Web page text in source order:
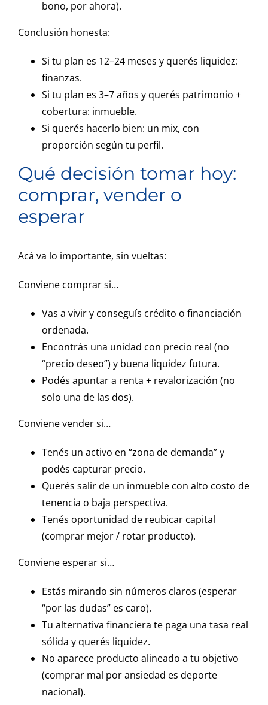
bono, por ahora).
Conclusión honesta:
Si tu plan es 12–24 meses y querés liquidez:
finanzas.
Si tu plan es 3–7 años y querés patrimonio +
cobertura: inmueble.
Si querés hacerlo bien: un mix, con
proporción según tu perfil.
Qué decisión tomar hoy:
comprar, vender o
esperar
Acá va lo importante, sin vueltas:
Conviene comprar si…
Vas a vivir y conseguís crédito o financiación
ordenada.
Encontrás una unidad con precio real (no
“precio deseo”) y buena liquidez futura.
Podés apuntar a renta + revalorización (no
solo una de las dos).
Conviene vender si…
Tenés un activo en “zona de demanda” y
podés capturar precio.
Querés salir de un inmueble con alto costo de
tenencia o baja perspectiva.
Tenés oportunidad de reubicar capital
(comprar mejor / rotar producto).
Conviene esperar si…
Estás mirando sin números claros (esperar
“por las dudas” es caro).
Tu alternativa financiera te paga una tasa real
sólida y querés liquidez.
No aparece producto alineado a tu objetivo
(comprar mal por ansiedad es deporte
nacional).